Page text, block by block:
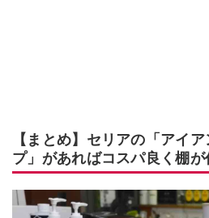
【まとめ】セリアの「アイ
プ」があればコスパ良く棚が